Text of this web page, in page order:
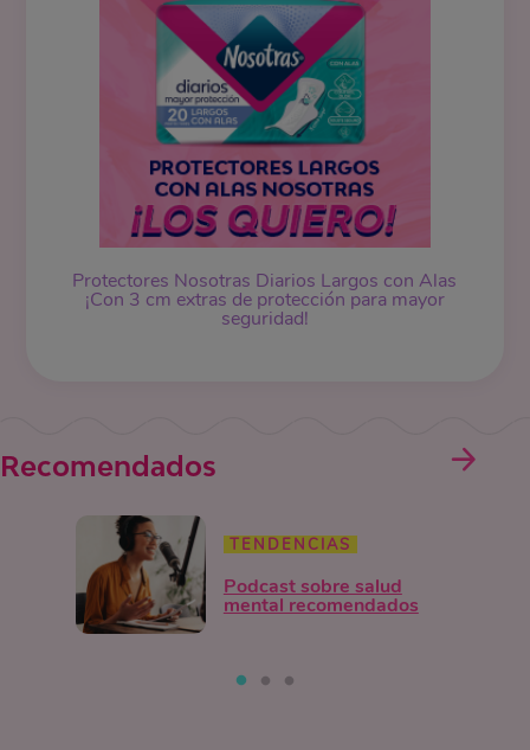
Protectores Nosotras Diarios Largos con Alas
¡Con 3 cm extras de protección para mayor
seguridad!
Recomendados
TENDENCIAS
Podcast sobre salud
mental recomendados